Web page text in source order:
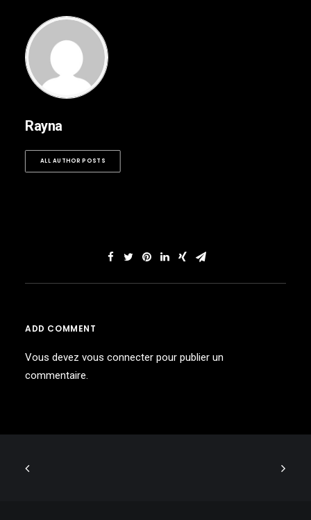
Rayna
ALL AUTHOR POSTS
ADD COMMENT
Vous devez vous connecter pour publier un
commentaire.